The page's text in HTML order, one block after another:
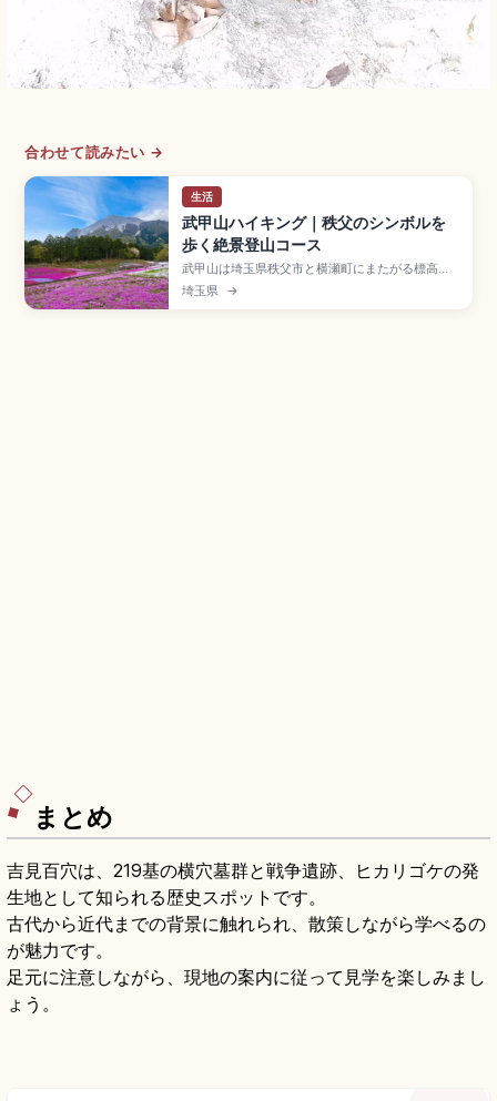
合わせて読みたい →
生活
武甲山ハイキング｜秩父のシンボルを
歩く絶景登山コース
武甲山は埼玉県秩父市と横瀬町にまたがる標高
1,304mの名峰で、秩父神社の神奈備山として信
仰されてきた秩父のシンボル。北斜面の石灰岩採
埼玉県 →
まとめ
吉見百穴は、219基の横穴墓群と戦争遺跡、ヒカリゴケの発
生地として知られる歴史スポットです。
古代から近代までの背景に触れられ、散策しながら学べるの
が魅力です。
足元に注意しながら、現地の案内に従って見学を楽しみまし
ょう。